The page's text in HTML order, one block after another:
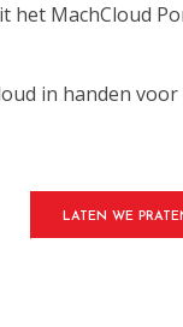
het MachCloud
in handen
LATEN WE